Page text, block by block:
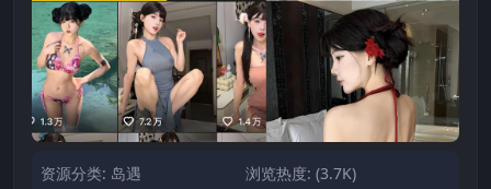
资源分类: 岛遇
浏览热度: (3.7K)